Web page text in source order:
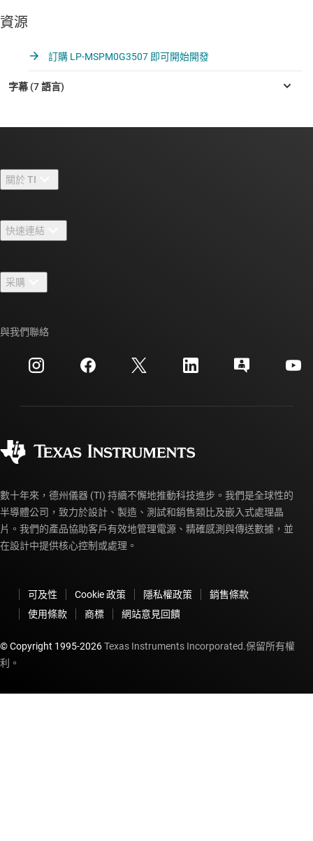
資源
訂購 LP-MSPM0G3507 即可開始開發
關於 TI
人才招募
新聞室
活動
投資人關系
快速連結
TI E2E™ 設計支援論壇
交互參考搜索
客戶支援中心
myTI 帳戶常見問題解答
采購
訂購 FAQ
與我們聯絡
數十年來，德州儀器 (TI) 持續不懈地推動科技進步。我們是全球性的
半導體公司，致力於設計、製造、測試和銷售類比及嵌入式處理晶
片。我們的產品協助客戶有效地管理電源、精確感測與傳送數據，並
在設計中提供核心控制或處理。
可及性 Cookie 政策 隱私權政策
銷售條款
使用條款
商標 網站意見回饋
© Copyright 1995-2026Texas Instruments Incorporated.保留所有權
利。